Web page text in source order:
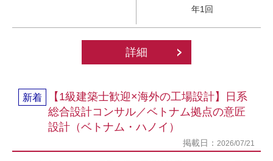
年1回
詳細
新着
【1級建築士歓迎×海外の工場設計】日系
総合設計コンサル／ベトナム拠点の意匠
設計（ベトナム・ハノイ）
掲載日： 2026/07/21